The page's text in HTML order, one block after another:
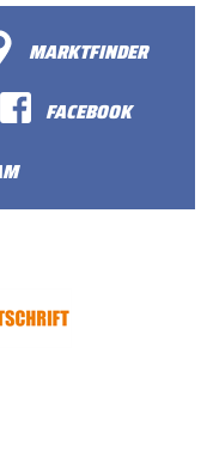
MARKTFINDER
FACEBOOK